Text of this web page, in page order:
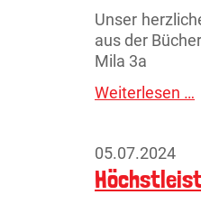
Unser
aus der
Mila 3a
Weiterlesen …
05.07.2024